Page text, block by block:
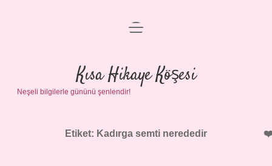
Anasayfa
Gizlilik Politikası
Yasal Uyarı
menüyü
Kısa Hikaye Köşesi
Neşeli bilgilerle gününü şenlendir!
Etiket: Kadırga semti nerededir